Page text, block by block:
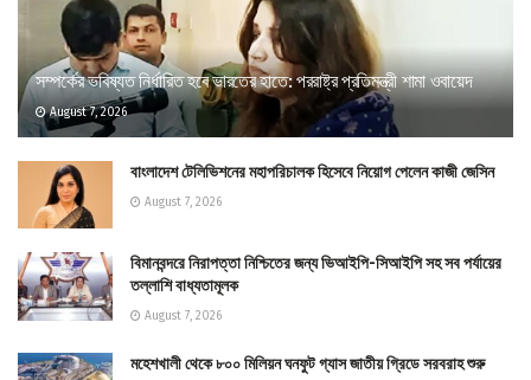
সম্পর্কের ভবিষ্যত নির্ধারিত হবে ভারতের হাতে: পররাষ্ট্র প্রতিমন্ত্রী শামা ওবায়েদ
August 7, 2026
বাংলাদেশ টেলিভিশনের মহাপরিচালক হিসেবে নিয়োগ পেলেন কাজী জেসিন
August 7, 2026
বিমানবন্দরে নিরাপত্তা নিশ্চিতের জন্য ভিআইপি-সিআইপি সহ সব পর্যায়ের
তল্লাশি বাধ্যতামূলক
August 7, 2026
মহেশখালী থেকে ৮০০ মিলিয়ন ঘনফুট গ্যাস জাতীয় গ্রিডে সরবরাহ শুরু